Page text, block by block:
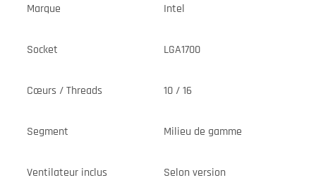
Marque Intel
Socket LGA1700
Cœurs / Threads 10 / 16
Segment Milieu de gamme
Ventilateur inclus Selon version